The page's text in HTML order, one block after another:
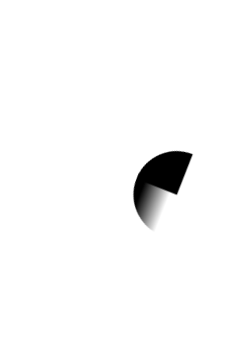
[하늘] 어린
교실 (11월)